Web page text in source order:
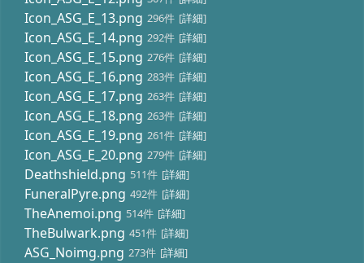
Icon_ASG_E_13.png 296件 [詳細]
Icon_ASG_E_14.png 292件 [詳細]
Icon_ASG_E_15.png 276件 [詳細]
Icon_ASG_E_16.png 283件 [詳細]
Icon_ASG_E_17.png 263件 [詳細]
Icon_ASG_E_18.png 263件 [詳細]
Icon_ASG_E_19.png 261件 [詳細]
Icon_ASG_E_20.png 279件 [詳細]
Deathshield.png 511件 [詳細]
FuneralPyre.png 492件 [詳細]
TheAnemoi.png 514件 [詳細]
TheBulwark.png 451件 [詳細]
ASG_Noimg.png 273件 [詳細]